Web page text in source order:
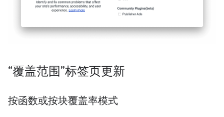
“覆盖范围”标签页更新
按函数或按块覆盖率模式